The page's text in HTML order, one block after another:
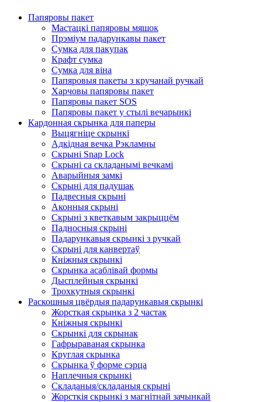
Папяровы пакет
Мастацкі папяровы мяшок
Прэміум падарункавы пакет
Сумка для пакупак
Крафт сумка
Сумка для віна
Папяровыя пакеты з кручанай ручкай
Харчовы папяровы пакет
Папяровы пакет SOS
Папяровы пакет у стылі вечарынкі
Кардонная скрынка для паперы
Выцягніце скрынкі
Адкідная вечка Рэкламны
Скрыні Snap Lock
Скрыні са складанымі вечкамі
Аварыйныя замкі
Скрыні для падушак
Падвесныя скрыні
Аконныя скрыні
Скрыні з кветкавым закрыццём
Падносныя скрыні
Падарункавыя скрынкі з ручкай
Скрыні для канвертаў
Кніжныя скрынкі
Скрынка асаблівай формы
Дысплейныя скрынкі
Трохкутныя скрынкі
Раскошныя цвёрдыя падарункавыя скрынкі
Жорсткая скрынка з 2 частак
Кніжныя скрынкі
Скрынкі для скрынак
Гафрыраваная скрынка
Круглая скрынка
Скрынка ў форме сэрца
Наплечныя скрынкі
Складаныя/складаныя скрыні
Жорсткія скрынкі з магнітнай зачынкай